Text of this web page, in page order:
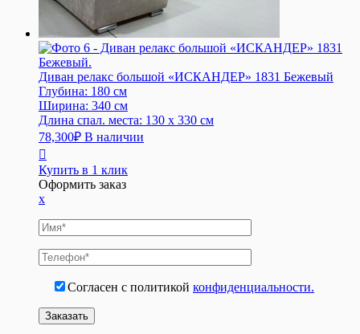
Диван релакс большой «ИСКАНДЕР» 1831 Бежевый
Глубина: 180 см
Ширина: 340 см
Длина спал. места: 130 x 330 см
78,300₽ В наличии
Купить в 1 клик
Оформить заказ
x
Согласен с политикой конфиденциальности.